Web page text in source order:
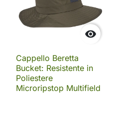

Cappello Beretta
Bucket: Resistente in
Poliestere
Microripstop Multifield